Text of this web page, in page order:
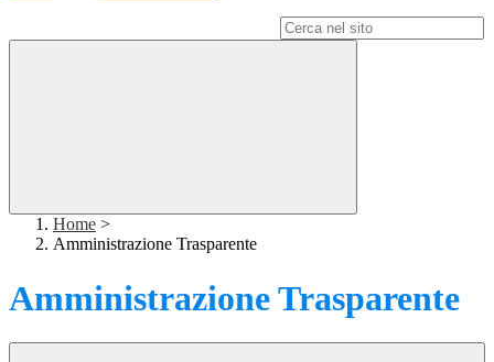
Home >
Amministrazione Trasparente
Amministrazione Trasparente